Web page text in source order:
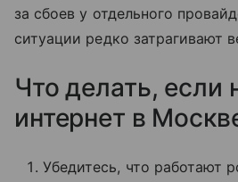
за сбоев у отдельного
ситуации редко затрагивают
Что делать, если
интернет в
Убедитесь, что работают